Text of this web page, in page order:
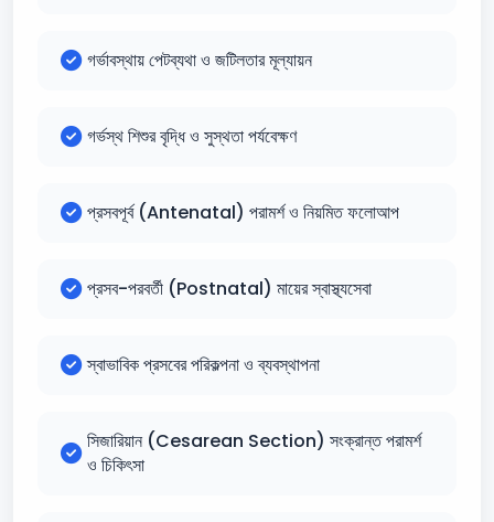
গর্ভাবস্থায় পেটব্যথা ও জটিলতার মূল্যায়ন
গর্ভস্থ শিশুর বৃদ্ধি ও সুস্থতা পর্যবেক্ষণ
প্রসবপূর্ব (Antenatal) পরামর্শ ও নিয়মিত ফলোআপ
প্রসব-পরবর্তী (Postnatal) মায়ের স্বাস্থ্যসেবা
স্বাভাবিক প্রসবের পরিকল্পনা ও ব্যবস্থাপনা
সিজারিয়ান (Cesarean Section) সংক্রান্ত পরামর্শ
ও চিকিৎসা